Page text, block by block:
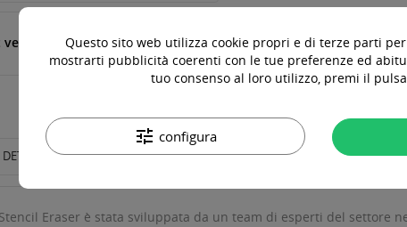
DETTAGLI DEL PRODOTTO DOMANDE & RISPOSTE
Eraser è stata sviluppata da un team di esperti del settore
Questo sito web utilizza cookie propri e di terze parti
mostrarti pubblicità coerenti con le tue preferenze ed
tuo consenso al loro utilizzo, premi il
tune configura